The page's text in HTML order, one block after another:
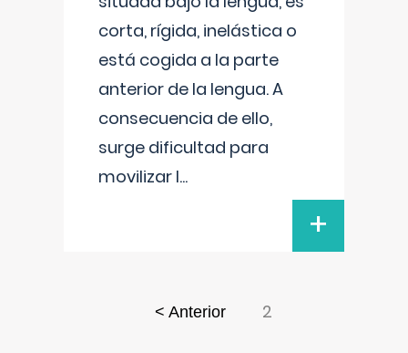
corta, rígida, inelástica o
está cogida a la parte
anterior de la lengua. A
consecuencia de ello,
surge dificultad para
movilizar l...
+
< Anterior 2